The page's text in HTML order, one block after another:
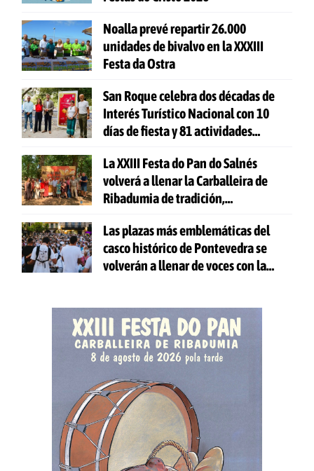
Noalla prevé repartir 26.000
unidades de bivalvo en la XXXIII
Festa da Ostra
San Roque celebra dos décadas de
Interés Turístico Nacional con 10
días de fiesta y 81 actividades
La XXIII Festa do Pan do Salnés
volverá a llenar la Carballeira de
Ribadumia de tradición,
todas las edades
Las plazas más emblemáticas del
casco histórico de Pontevedra se
volverán a llenar de voces con la